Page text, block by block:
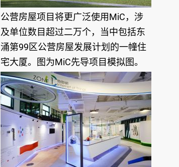
公营房屋项目将更广泛使用MiC，涉
及单位数目超过二万个，当中包括东
涌第99区公营房屋发展计划的一幢住
宅大厦。图为MiC先导项目模拟图。